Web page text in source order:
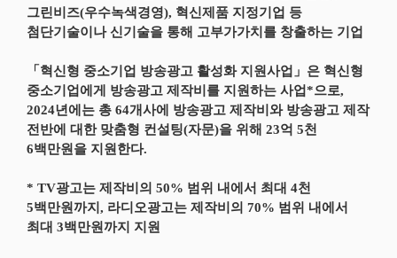
그린비즈(우수녹색경영), 혁신제품 지정기업 등
첨단기술이나 신기술을 통해 고부가가치를 창출하는 기업
「혁신형 중소기업 방송광고 활성화 지원사업」은 혁신형
중소기업에게 방송광고 제작비를 지원하는 사업*으로,
2024년에는 총 64개사에 방송광고 제작비와 방송광고 제작
전반에 대한 맞춤형 컨설팅(자문)을 위해 23억 5천
6백만원을 지원한다.
* TV광고는 제작비의 50% 범위 내에서 최대 4천
5백만원까지, 라디오광고는 제작비의 70% 범위 내에서
최대 3백만원까지 지원